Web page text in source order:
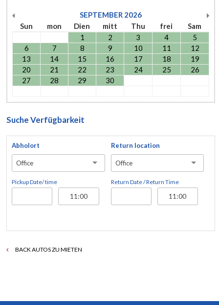
SEPTEMBER 2026
Sun
mon Dien mitt Thu frei
Sam
1
2 3 4
5
6
7 8 9 10 11
12
13
14 15 16 17 18
19
20
21 22 23 24 25
26
27
28 29 30
Suche Verfügbarkeit
Abholort
Office
Pickup Date/ time
Return location
Office
Return Date / Return Time
BACK AUTOS ZU MIETEN